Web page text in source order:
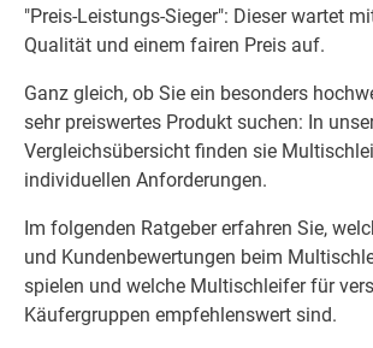
"Preis-Leistungs-Sieger": Dieser wartet
Qualität und einem fairen Preis auf.
Ganz gleich, ob Sie ein besonders
sehr preiswertes Produkt suchen: In
Vergleichsübersicht finden sie
individuellen Anforderungen.
Im folgenden Ratgeber erfahren Sie,
und Kundenbewertungen beim
spielen und welche Multischleifer für
Käufergruppen empfehlenswert sind.